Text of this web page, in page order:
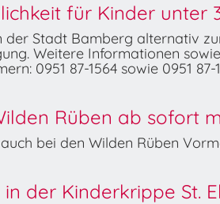
für Kinder unter
der Stadt Bamberg alternativ
Weitere Informationen
0951 87-1564 sowie 0951 87-
Rüben ab sofort
bei den Wilden Rüben
der Kinderkrippe St.